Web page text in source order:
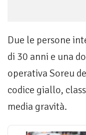
Due le persone
di 30 anni e una
operativa Soreu
codice giallo,
media gravità.